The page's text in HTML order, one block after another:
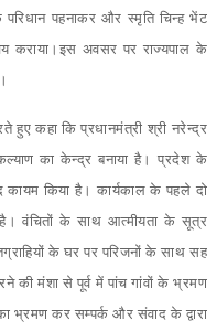
परिधान पहनाकर और स्मृति चिन्ह भेंट
कराया।इस अवसर पर राज्यपाल के
हुए कहा कि प्रधानमंत्री श्री नरेन्द्र
का केन्द्र बनाया है। प्रदेश के
किया है। कार्यकाल के पहले दो
वंचितों के साथ आत्मीयता के सूत्र
के घर पर परिजनों के साथ सह
मंशा से पूर्व में पांच गांवों के भ्रमण
भ्रमण कर सम्पर्क और संवाद के द्वारा